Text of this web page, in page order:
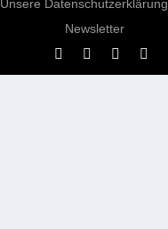
Unsere Datenschutzerklärung
Newsletter